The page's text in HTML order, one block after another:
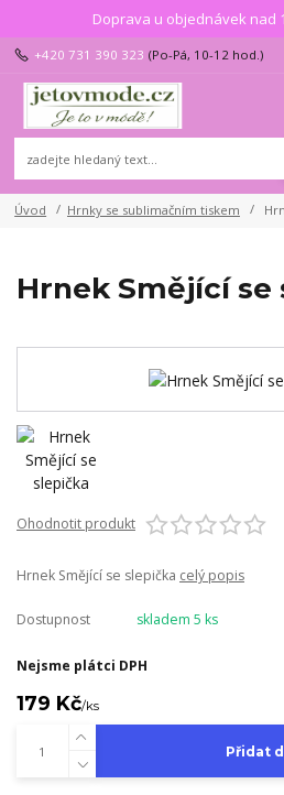
Doprava u objednávek nad
+420 731 390 323 (Po-Pá, 10-12 hod.)
Úvod Hrnky se sublimačním tiskem
Hrnek Smějící se
Ohodnotit produkt
Hrnek Smějící se slepička celý popis
Dostupnost skladem 5 ks
Nejsme plátci DPH
179 Kč/ks
Přidat